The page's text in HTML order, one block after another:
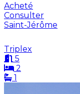
Acheté
Consulter
Saint-Jérôme
Triplex
5
2
1